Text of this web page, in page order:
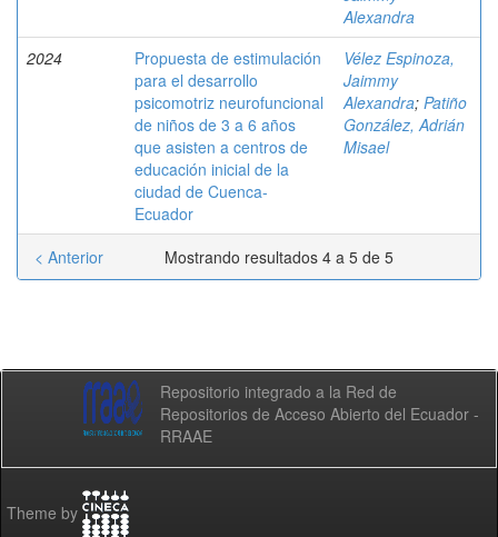
Alexandra
2024
Propuesta de estimulación
para el desarrollo
psicomotriz neurofuncional
de niños de 3 a 6 años
que asisten a centros de
educación inicial de la
ciudad de Cuenca-
Ecuador
Vélez Espinoza,
Jaimmy
Alexandra; Patiño
González, Adrián
Misael
Mostrando resultados 4 a 5 de 5
< Anterior
Repositorio integrado a la Red de
Repositorios de Acceso Abierto del Ecuador -
RRAAE
Theme by